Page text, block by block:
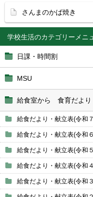
学校生活
日課・時間割
MSU
給食室から 食育だより
給食だより・献立表(令和
給食だより・献立表(令和
給食だより・献立表(令和
給食だより・献立表(令和
給食だより・献立表(令和
さんまのかば焼き